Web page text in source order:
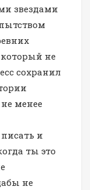
звездами
не
сохранил
менее
и
ты это
не